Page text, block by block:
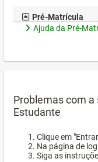
Pré-Matrícula
Ajuda da Pré-
Problemas com a
Estudante
Clique em
Na página de
Siga as